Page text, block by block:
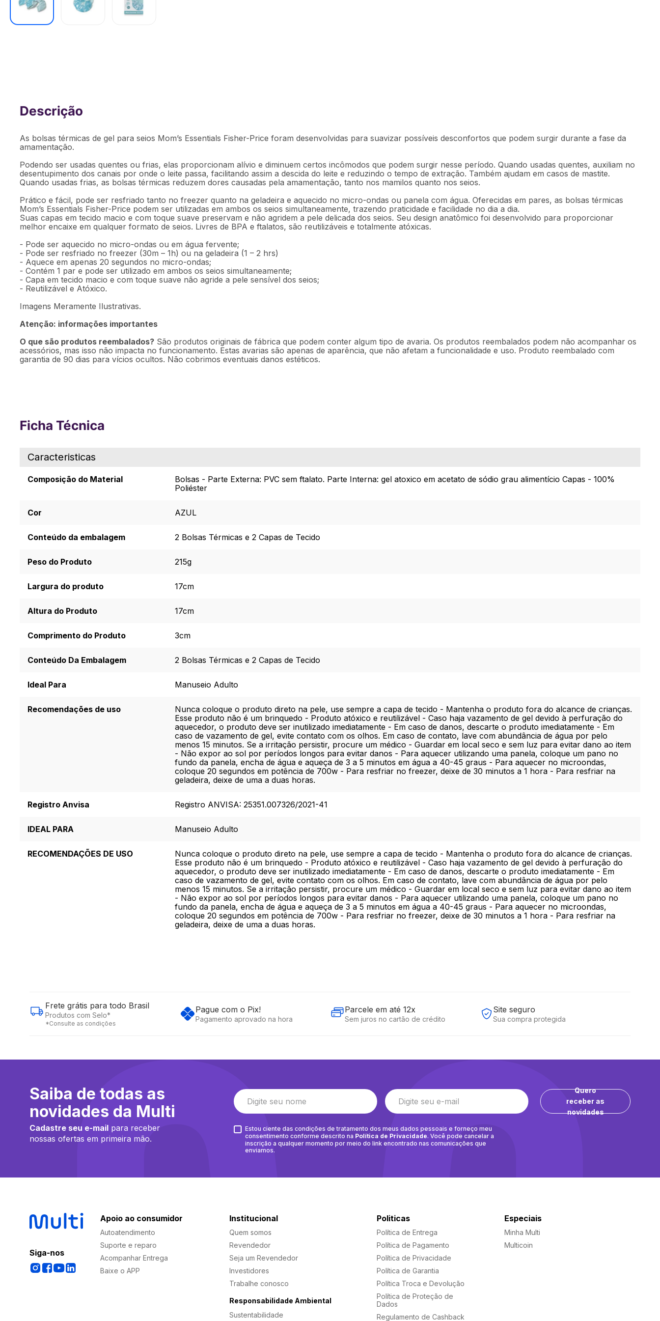
BB1059OUT [Reembalado]
As bolsas térmicas de gel para seios Mom’s Essentials Fisher-Price foram desenvolvidas para suavizar possíveis desconfortos que podem surgir durante a fase da
amamentação.
Podendo ser usadas quentes ou frias, elas proporcionam alívio e diminuem certos incômodos que podem surgir nesse período. Quando usadas quentes, auxiliam no
desentupimento dos canais por onde o leite passa, facilitando assim a descida do leite e reduzindo o tempo de extração. Também ajudam em casos de mastite.
Quando usadas frias, as bolsas térmicas reduzem dores causadas pela amamentação, tanto nos mamilos quanto nos seios.
Prático e fácil, pode ser resfriado tanto no freezer quanto na geladeira e aquecido no micro-ondas ou panela com água. Oferecidas em pares, as bolsas térmicas
Mom’s Essentials Fisher-Price podem ser utilizadas em ambos os seios simultaneamente, trazendo praticidade e facilidade no dia a dia.
Suas capas em tecido macio e com toque suave preservam e não agridem a pele delicada dos seios. Seu design anatômico foi desenvolvido para proporcionar
melhor encaixe em qualquer formato de seios. Livres de BPA e ftalatos, são reutilizáveis e totalmente atóxicas.
- Pode ser aquecido no micro-ondas ou em água fervente;
- Pode ser resfriado no freezer (30m – 1h) ou na geladeira (1 – 2 hrs)
- Aquece em apenas 20 segundos no micro-ondas;
- Contém 1 par e pode ser utilizado em ambos os seios simultaneamente;
- Capa em tecido macio e com toque suave não agride a pele sensível dos seios;
- Reutilizável e Atóxico.
Imagens Meramente Ilustrativas.
Atenção: informações importantes
O que são produtos reembalados? São produtos originais de fábrica que podem conter algum tipo de avaria. Os produtos reembalados podem não acompanhar os
acessórios, mas isso não impacta no funcionamento. Estas avarias são apenas de aparência, que não afetam a funcionalidade e uso. Produto reembalado com
garantia de 90 dias para vícios ocultos. Não cobrimos eventuais danos estéticos.
Ficha Técnica
Caracteristicas
Composição do Material
Bolsas - Parte Externa: PVC sem ftalato. Parte Interna: gel atoxico em acetato de sódio grau alimentício Capas - 100%
Poliéster
Cor AZUL
Conteúdo da embalagem 2 Bolsas Térmicas e 2 Capas de Tecido
Peso do Produto 215g
Largura do produto 17cm
Altura do Produto 17cm
Comprimento do Produto 3cm
Conteúdo Da Embalagem 2 Bolsas Térmicas e 2 Capas de Tecido
Ideal Para Manuseio Adulto
Recomendações de uso
Nunca coloque o produto direto na pele, use sempre a capa de tecido - Mantenha o produto fora do alcance de crianças.
Esse produto não é um brinquedo - Produto atóxico e reutilizável - Caso haja vazamento de gel devido à perfuração do
aquecedor, o produto deve ser inutilizado imediatamente - Em caso de danos, descarte o produto imediatamente - Em
caso de vazamento de gel, evite contato com os olhos. Em caso de contato, lave com abundância de água por pelo
menos 15 minutos. Se a irritação persistir, procure um médico - Guardar em local seco e sem luz para evitar dano ao item
- Não expor ao sol por períodos longos para evitar danos - Para aquecer utilizando uma panela, coloque um pano no
fundo da panela, encha de água e aqueça de 3 a 5 minutos em água a 40-45 graus - Para aquecer no microondas,
coloque 20 segundos em potência de 700w - Para resfriar no freezer, deixe de 30 minutos a 1 hora - Para resfriar na
geladeira, deixe de uma a duas horas.
Registro Anvisa Registro ANVISA: 25351.007326/2021-41
IDEAL PARA Manuseio Adulto
RECOMENDAÇÕES DE USO
Nunca coloque o produto direto na pele, use sempre a capa de tecido - Mantenha o produto fora do alcance de crianças.
Esse produto não é um brinquedo - Produto atóxico e reutilizável - Caso haja vazamento de gel devido à perfuração do
aquecedor, o produto deve ser inutilizado imediatamente - Em caso de danos, descarte o produto imediatamente - Em
caso de vazamento de gel, evite contato com os olhos. Em caso de contato, lave com abundância de água por pelo
menos 15 minutos. Se a irritação persistir, procure um médico - Guardar em local seco e sem luz para evitar dano ao item
- Não expor ao sol por períodos longos para evitar danos - Para aquecer utilizando uma panela, coloque um pano no
fundo da panela, encha de água e aqueça de 3 a 5 minutos em água a 40-45 graus - Para aquecer no microondas,
coloque 20 segundos em potência de 700w - Para resfriar no freezer, deixe de 30 minutos a 1 hora - Para resfriar na
geladeira, deixe de uma a duas horas.
Frete grátis para todo Brasil
Produtos com Selo*
*Consulte as condições
Pague com o Pix!
Pagamento aprovado na hora
Parcele em até 12x
Sem juros no cartão de crédito
Site seguro
Sua compra protegida
Saiba de todas as
novidades da Multi
Cadastre seu e-mail para receber
nossas ofertas em primeira mão.
Quero
receber as
novidades
Estou ciente das condições de tratamento dos meus dados pessoais e forneço meu
consentimento conforme descrito na Política de Privacidade. Você pode cancelar a
inscrição a qualquer momento por meio do link encontrado nas comunicações que
enviamos.
Siga-nos
Apoio ao consumidor
Autoatendimento
Suporte e reparo
Acompanhar Entrega
Baixe o APP
Institucional
Quem somos
Revendedor
Seja um Revendedor
Investidores
Trabalhe conosco
Responsabilidade Ambiental
Sustentabilidade
Politicas
Política de Entrega
Política de Pagamento
Política de Privacidade
Política de Garantia
Política Troca e Devolução
Política de Proteção de
Dados
Regulamento de Cashback
Especiais
Minha Multi
Multicoin